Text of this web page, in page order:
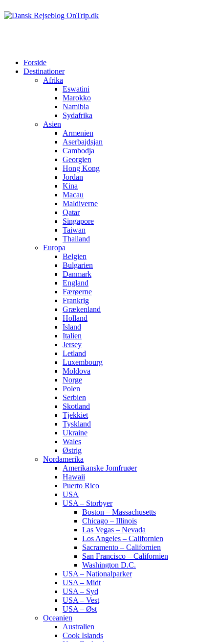
Forside
Destinationer
Afrika
Eswatini
Marokko
Namibia
Sydafrika
Asien
Armenien
Aserbajdsjan
Cambodja
Georgien
Hong Kong
Jordan
Kina
Macau
Maldiverne
Qatar
Singapore
Taiwan
Thailand
Europa
Belgien
Bulgarien
Danmark
England
Færøerne
Frankrig
Grækenland
Holland
Island
Italien
Jersey
Letland
Luxembourg
Moldova
Norge
Polen
Serbien
Skotland
Tjekkiet
Tyskland
Ukraine
Wales
Østrig
Nordamerika
Amerikanske Jomfruøer
Hawaii
Puerto Rico
USA
USA – Storbyer
Boston – Massachusetts
Chicago – Illinois
Las Vegas – Nevada
Los Angeles – Californien
Sacramento – Californien
San Francisco – Californien
Washington D.C.
USA – Nationalparker
USA – Midt
USA – Syd
USA – Vest
USA – Øst
Oceanien
Australien
Cook Islands